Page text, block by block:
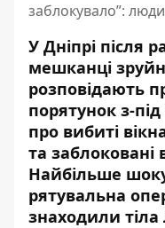
заблокувало”:
У Дніпрі після
мешканці
розповідають
порятунок з-
про вибиті
та заблоковані
Найбільше
рятувальна
знаходили